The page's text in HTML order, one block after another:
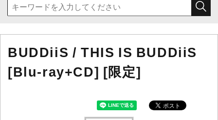
BUDDiiS / THIS IS BUDDiiS
[Blu-ray+CD] [限定]